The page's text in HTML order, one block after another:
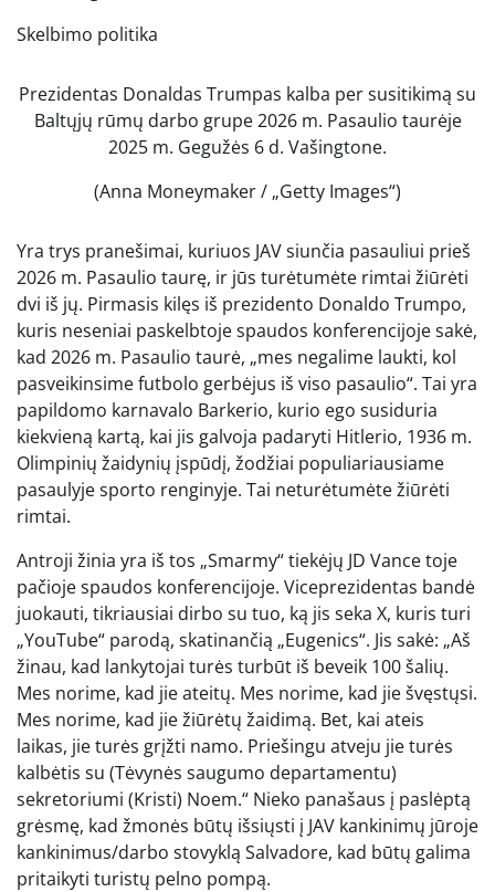
Skelbimo politika
Prezidentas Donaldas Trumpas kalba per susitikimą su
Baltųjų rūmų darbo grupe 2026 m. Pasaulio taurėje
2025 m. Gegužės 6 d. Vašingtone.
(Anna Moneymaker / „Getty Images“)
Yra trys pranešimai, kuriuos JAV siunčia pasauliui prieš
2026 m. Pasaulio taurę, ir jūs turėtumėte rimtai žiūrėti
dvi iš jų. Pirmasis kilęs iš prezidento Donaldo Trumpo,
kuris neseniai paskelbtoje spaudos konferencijoje sakė,
kad 2026 m. Pasaulio taurė, „mes negalime laukti, kol
pasveikinsime futbolo gerbėjus iš viso pasaulio“. Tai yra
papildomo karnavalo Barkerio, kurio ego susiduria
kiekvieną kartą, kai jis galvoja padaryti Hitlerio, 1936 m.
Olimpinių žaidynių įspūdį, žodžiai populiariausiame
pasaulyje sporto renginyje. Tai neturėtumėte žiūrėti
rimtai.
Antroji žinia yra iš tos „Smarmy“ tiekėjų JD Vance toje
pačioje spaudos konferencijoje. Viceprezidentas bandė
juokauti, tikriausiai dirbo su tuo, ką jis seka X, kuris turi
„YouTube“ parodą, skatinančią „Eugenics“. Jis sakė: „Aš
žinau, kad lankytojai turės turbūt iš beveik 100 šalių.
Mes norime, kad jie ateitų. Mes norime, kad jie švęstųsi.
Mes norime, kad jie žiūrėtų žaidimą. Bet, kai ateis
laikas, jie turės grįžti namo. Priešingu atveju jie turės
kalbėtis su (Tėvynės saugumo departamentu)
sekretoriumi (Kristi) Noem.“ Nieko panašaus į paslėptą
grėsmę, kad žmonės būtų išsiųsti į JAV kankinimų jūroje
kankinimus/darbo stovyklą Salvadore, kad būtų galima
pritaikyti turistų pelno pompą.